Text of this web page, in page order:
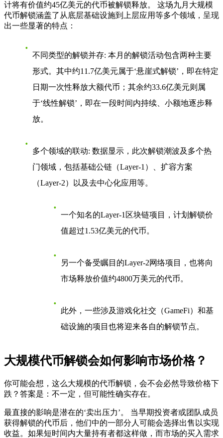
计将有价值约45亿美元的代币被解锁释放。 这场九月大规模
代币解锁涵盖了从底层基础设施到上层应用等多个领域，呈现
出一些显著的特点：
不同类型的解锁并存: 本月的解锁活动包含两种主要
形式。其中约11.7亿美元属于‘悬崖式解锁’，即在特定
日期一次性释放大额代币；其余约33.6亿美元则属
于‘线性解锁’，即在一段时间内持续、小额地逐步释
放。
多个领域的联动: 数据显示，此次解锁潮波及多个热
门领域，包括基础公链（Layer-1）、扩容方案
（Layer-2）以及去中心化应用等。
一个知名的Layer-1区块链项目，计划解锁价
值超过1.53亿美元的代币。
另一个备受瞩目的Layer-2网络项目，也将向
市场释放价值约4800万美元的代币。
此外，一些涉及游戏化社交（GameFi）和基
础设施的项目也将迎来各自的解锁节点。
大规模代币解锁会如何影响市场价格？
你可能会想，这么大规模的代币解锁，会不会必然导致价格下
跌？答案是：不一定，但可能性确实存在。
最直接的影响是潜在的‘卖出压力’。 当早期投资者或团队成员
获得解锁的代币后，他们中的一部分人可能会选择出售以实现
收益。如果短时间内大量持有者都这样做，而市场的买入需求